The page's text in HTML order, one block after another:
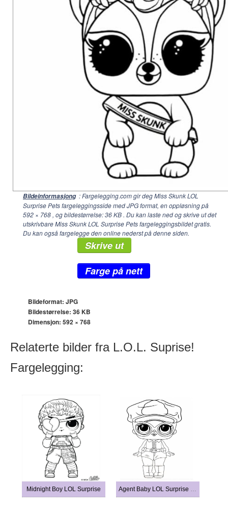
Bildeinformasjong : Fargelegging.com gir deg Miss Skunk LOL
Surprise Pets fargeleggingsside med JPG format, en oppløsning på
592 × 768 , og bildestørrelse: 36 KB . Du kan laste ned og skrive ut det
utskrivbare Miss Skunk LOL Surprise Pets fargeleggingsbildet gratis.
Du kan også fargelegge den online nederst på denne siden.
Skrive ut
Farge på nett
Bildeformat: JPG
Bildestørrelse: 36 KB
Dimensjon: 592 × 768
Relaterte bilder fra L.O.L. Suprise!
Fargelegging:
Midnight Boy LOL Surprise Agent Baby LOL Surprise Doll